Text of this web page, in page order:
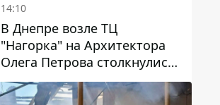
14:10
В Днепре возле ТЦ
"Нагорка" на Архитектора
Олега Петрова столкнулись
"скорая" и Toyota: трамваи
№5 задерживаются